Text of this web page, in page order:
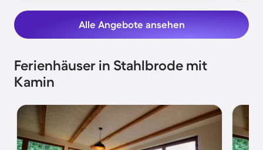
Alle Angebote ansehen
Ferienhäuser in Stahlbrode mit
Kamin